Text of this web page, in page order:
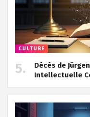
CULTURE
Décès de
Intellectuelle